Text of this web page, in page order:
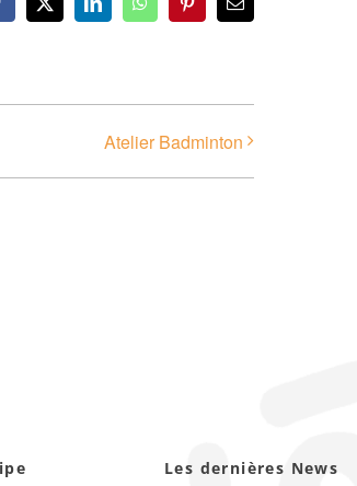
X LinkedInWhatsAppPinterestEmail
Atelier Badminton
Les dernières News